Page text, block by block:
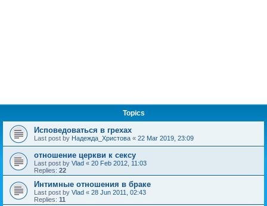
Topics
Исповедоваться в грехах
Last post by Надежда_Христова « 22 Mar 2019, 23:09
отношение церкви к сексу
Last post by Vlad « 20 Feb 2012, 11:03
Replies: 22
Интимные отношения в браке
Last post by Vlad « 28 Jun 2011, 02:43
Replies: 11